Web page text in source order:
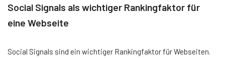
Social Signals als wichtiger Rankingfaktor für
eine Webseite
Social Signals sind ein wichtiger Rankingfaktor für Webseiten.